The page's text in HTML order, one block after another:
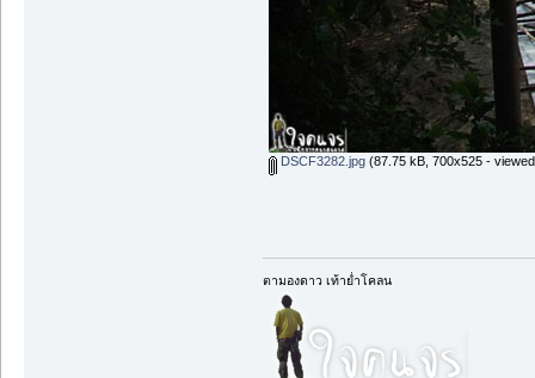
DSCF3282.jpg(87.75 kB, 700x525 -
ตามองดาว เท้าย่ำโคลน